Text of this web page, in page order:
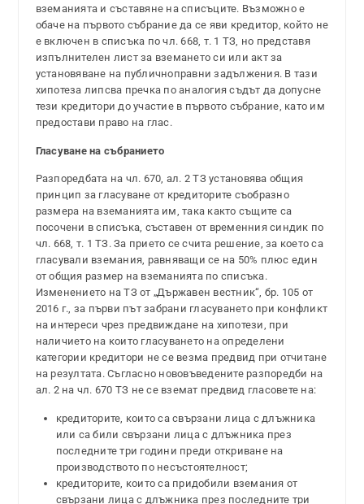
вземанията и съставяне на списъците. Възможно е
обаче на първото събрание да се яви кредитор, който не
е включен в списъка по чл. 668, т. 1 ТЗ, но представя
изпълнителен лист за вземането си или акт за
установяване на публичноправни задължения. В тази
хипотеза липсва пречка по аналогия съдът да допусне
тези кредитори до участие в първото събрание, като им
предостави право на глас.
Гласуване на събранието
Разпоредбата на чл. 670, ал. 2 ТЗ установява общия
принцип за гласуване от кредиторите съобразно
размера на вземанията им, така както същите са
посочени в списъка, съставен от временния синдик по
чл. 668, т. 1 ТЗ. За прието се счита решение, за което са
гласували вземания, равняващи се на 50% плюс един
от общия размер на вземанията по списъка.
Изменението на ТЗ от „Държавен вестник“, бр. 105 от
2016 г., за първи път забрани гласуването при конфликт
на интереси чрез предвиждане на хипотези, при
наличието на които гласуването на определени
категории кредитори не се везма предвид при отчитане
на резултата. Съгласно нововъведените разпоредби на
ал. 2 на чл. 670 ТЗ не се вземат предвид гласовете на:
кредиторите, които са свързани лица с длъжника
или са били свързани лица с длъжника през
последните три години преди откриване на
производството по несъстоятелност;
кредиторите, които са придобили вземания от
свързани лица с длъжника през последните три